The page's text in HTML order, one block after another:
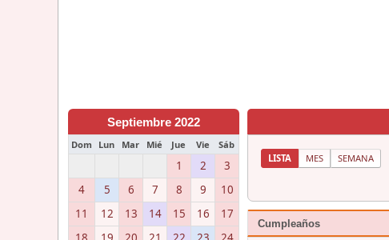
Septiembre 2022
Dom Lun Mar Mié Jue Vie Sáb
1 2
3
4
5 6 7 8 9
10
11
12 13 14 15 16
17
LISTA MES SEMANA
Cumpleaños